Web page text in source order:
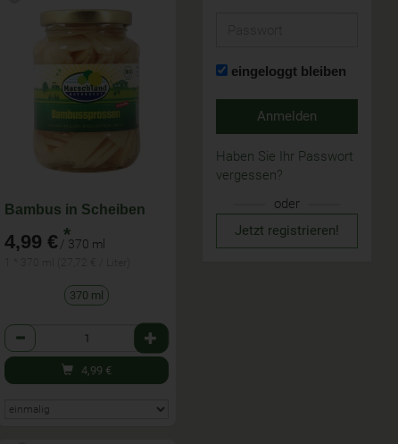
Bambus in Scheiben
4,99 € *
/ 370 ml
370 ml
Anzahl
4,99 €
eingeloggt bleiben
Anmelden
Haben Sie Ihr Passwort
vergessen?
oder
Jetzt registrieren!